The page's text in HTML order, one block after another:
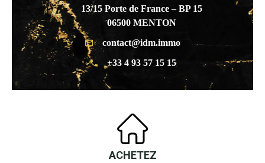
13/15 Porte de France – BP 15
06500 MENTON
contact@idm.immo
+33 4 93 57 15 15
BEAUSOLEIL
ACHETEZ